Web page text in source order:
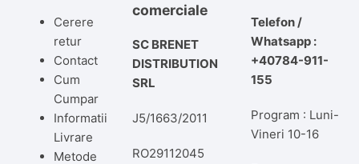
Cerere
retur
Contact
Cum
Cumpar
Informatii
Livrare
Metode
comerciale
SC BRENET
DISTRIBUTION
SRL
J5/1663/2011
RO29112045
Telefon /
Whatsapp :
+40784-911-
155
Program : Luni-
Vineri 10-16